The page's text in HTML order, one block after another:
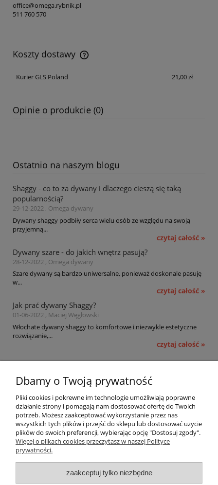
office@omega.rybnik.pl
511 760 570
Koszty dostawy
Cena nie zawiera ewentualnych kosztów płatności
Kurier GLS Poland
21,00 zł
Opinie o produkcie (0)
Ostatnio na naszym blogu
Shaggy - co to za dywany i dlaczego cieszą się taką
popularnością?
29-12-2022 , Omega dywany
Dywany shaggy podbiły serca wielu osób ze względu na swoją
przyjemną...
czytaj całość »
Dywany szare - do jakich wnętrz pasują?
28-12-2022 , Omega dywany
Szare dywany są bardzo uniwersalne, ponieważ doskonale pasuję
w...
czytaj całość »
Jak prać dywany Shaggy?
01-06-2022 , Maciej Węgłowski
Włochate dywany shaggy to komfortowe i niezwykle estetyczne
rozwiązanie,...
czytaj całość »
Płatności i dostawa
Informacje
O nas
Dbamy o Twoją prywatność
Pliki cookies i pokrewne im technologie umożliwiają poprawne
działanie strony i pomagają nam dostosować ofertę do Twoich
potrzeb. Możesz zaakceptować wykorzystanie przez nas
wszystkich tych plików i przejść do sklepu lub dostosować użycie
plików do swoich preferencji, wybierając opcję "Dostosuj zgody".
Więcej o plikach cookies przeczytasz w naszej Polityce
prywatności.
zaakceptuj tylko niezbędne